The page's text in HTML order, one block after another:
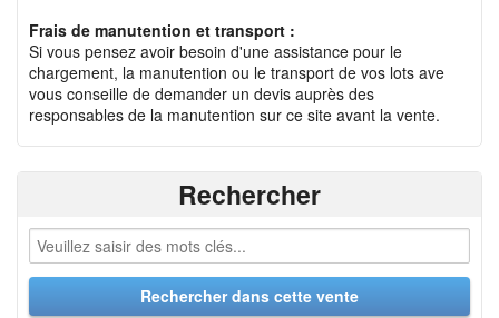
Frais de manutention et transport :
Si vous pensez avoir besoin d'une assistance pour le
chargement, la manutention ou le transport de vos lots ave
vous conseille de demander un devis auprès des
responsables de la manutention sur ce site avant la vente.
Rechercher